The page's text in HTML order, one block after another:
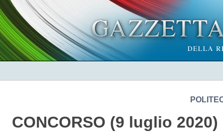
CONCORSO (9 luglio 2020)